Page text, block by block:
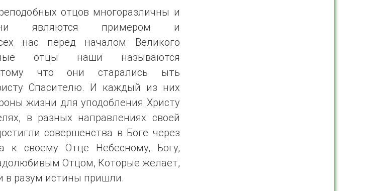
отцов многоразличны и
являются примером и
нас перед началом Великого
отцы наши называются
что они старались ыть
Спасителю. И каждый из них
жизни для уподобления Христу
в разных направлениях своей
совершенства в Боге через
к своему Отце Небесному, Богу,
Отцом, Которые желает,
в разум истины пришли.